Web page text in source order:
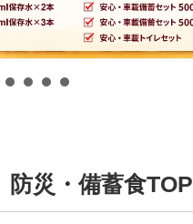
防災・備蓄食TOP